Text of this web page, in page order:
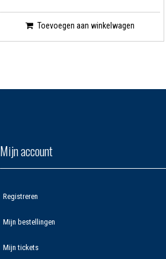
Toevoegen aan winkelwagen
Mijn account
Registreren
Mijn bestellingen
Mijn tickets